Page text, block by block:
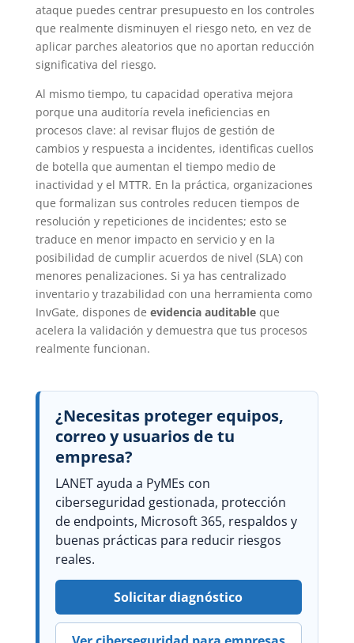
ataque puedes centrar presupuesto en los controles
que realmente disminuyen el riesgo neto, en vez de
aplicar parches aleatorios que no aportan reducción
significativa del riesgo.
Al mismo tiempo, tu capacidad operativa mejora
porque una auditoría revela ineficiencias en
procesos clave: al revisar flujos de gestión de
cambios y respuesta a incidentes, identificas cuellos
de botella que aumentan el tiempo medio de
inactividad y el MTTR. En la práctica, organizaciones
que formalizan sus controles reducen tiempos de
resolución y repeticiones de incidentes; esto se
traduce en menor impacto en servicio y en la
posibilidad de cumplir acuerdos de nivel (SLA) con
menores penalizaciones. Si ya has centralizado
inventario y trazabilidad con una herramienta como
InvGate, dispones de evidencia auditableque
acelera la validación y demuestra que tus procesos
realmente funcionan.
¿Necesitas proteger equipos,
correo y usuarios de tu
empresa?
LANET ayuda a PyMEs con
ciberseguridad gestionada, protección
de endpoints, Microsoft 365, respaldos y
buenas prácticas para reducir riesgos
reales.
Solicitar diagnóstico